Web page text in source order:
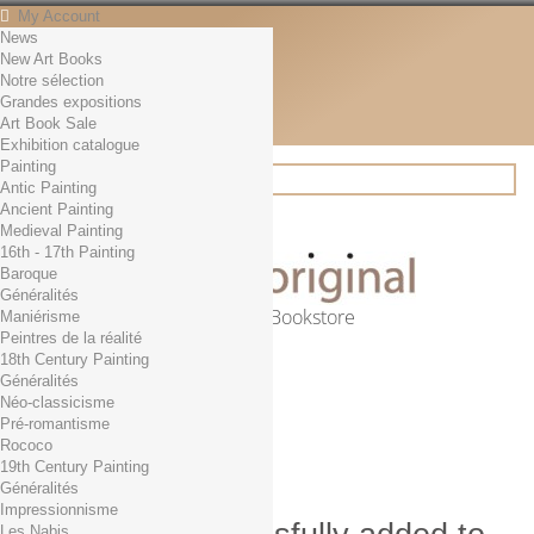
My Account
Contact
English
English
Français
News
Search
Online Art Bookstore
Cart (empty)
No products
Free shipping!
0,00 € Total
Check out
News
New Art Books
Notre sélection
Grandes expositions
Art Book Sale
Exhibition catalogue
Painting
Antic Painting
Ancient Painting
Medieval Painting
16th - 17th Painting
Baroque
Généralités
Maniérisme
Peintres de la réalité
18th Century Painting
Généralités
Néo-classicisme
Pré-romantisme
Rococo
19th Century Painting
Généralités
Impressionnisme